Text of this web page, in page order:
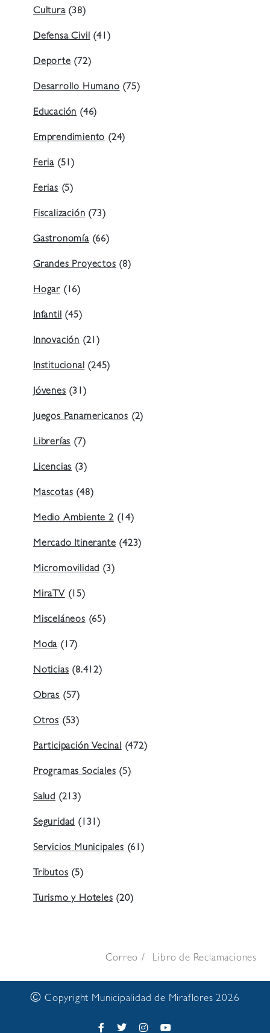
Cultura(38)
Defensa Civil(41)
Deporte(72)
Desarrollo Humano(75)
Educación(46)
Emprendimiento(24)
Feria (51)
Ferias(5)
Fiscalización(73)
Gastronomía(66)
Grandes Proyectos(8)
Hogar (16)
Infantil(45)
Innovación (21)
Institucional(245)
Jóvenes(31)
Juegos Panamericanos (2)
Librerías(7)
Licencias(3)
Mascotas(48)
Medio Ambiente 2(14)
Mercado Itinerante(423)
Micromovilidad(3)
MiraTV(15)
Misceláneos(65)
Moda(17)
Noticias(8.412)
Obras (57)
Otros (53)
Participación Vecinal(472)
Programas Sociales(5)
Salud (213)
Seguridad(131)
Servicios Municipales(61)
Tributos(5)
Turismo y Hoteles(20)
Correo Libro de Reclamaciones
© Copyright Municipalidad de Miraflores 2026